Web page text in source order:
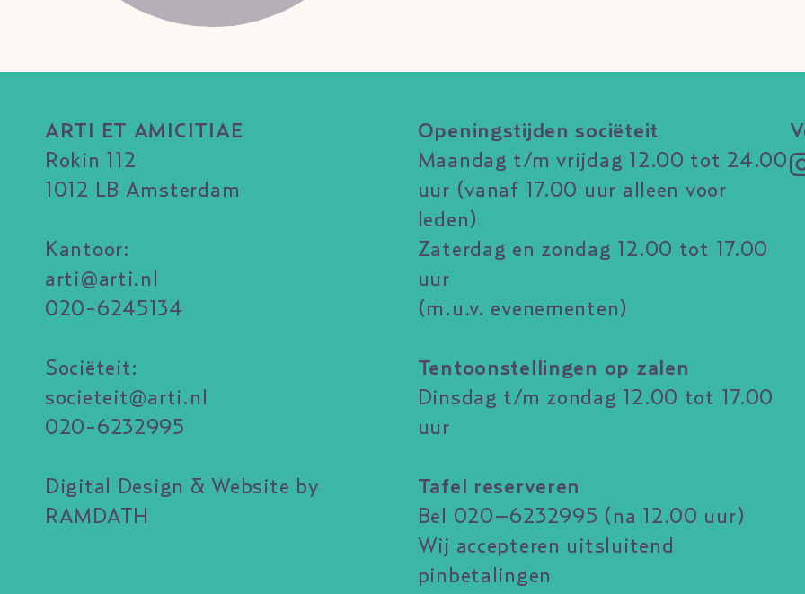
ARTI ET AMICITIAE
Rokin 112
1012 LB Amsterdam
Kantoor:
arti@arti.nl
020-6245134
Sociëteit:
societeit@arti.nl
020-6232995
Digital Design & Website by
RAMDATH
Openingstijden sociëteit
Maandag t/m vrijdag 12.00 tot 24.00
uur (vanaf 17.00 uur alleen voor
leden)
Zaterdag en zondag 12.00 tot 17.00
uur
(m.u.v. evenementen)
Tentoonstellingen op zalen
Dinsdag t/m zondag 12.00 tot 17.00
uur
Tafel reserveren
Bel 020–6232995 (na 12.00 uur)
Wij accepteren uitsluitend
pinbetalingen